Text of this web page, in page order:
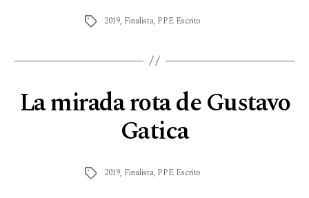
2019, Finalista, PPE Escrito
La mirada rota de Gustavo
Gatica
2019, Finalista, PPE Escrito